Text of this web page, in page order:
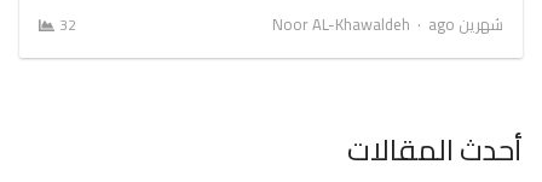
شهرين ago
Author
Noor AL-Khawaldeh
32
أحدث المقالات